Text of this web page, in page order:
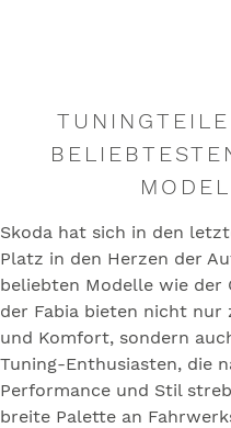
Skoda hat sich in den
Platz in den Herzen der
beliebten Modelle wie der
der Fabia bieten nicht nur
und Komfort, sondern
Tuning-Enthusiasten, die
Performance und Stil
breite Palette an